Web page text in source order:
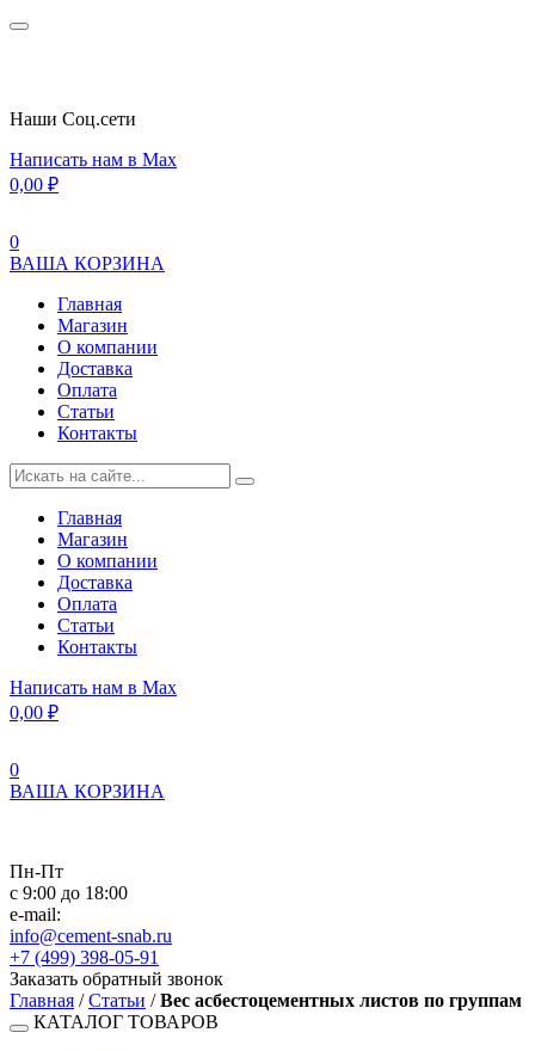
Наши Cоц.сети
Написать нам в Max
0,00 ₽
0
ВАША КОРЗИНА
Главная
Магазин
О компании
Доставка
Оплата
Статьи
Контакты
Главная
Магазин
О компании
Доставка
Оплата
Статьи
Контакты
Написать нам в Max
0,00 ₽
0
ВАША КОРЗИНА
Пн-Пт
с 9:00 до 18:00
e-mail:
info@cement-snab.ru
+7 (499) 398-05-91
Заказать обратный звонок
Главная /Статьи /Вес асбестоцементных листов по группам
КАТАЛОГ ТОВАРОВ